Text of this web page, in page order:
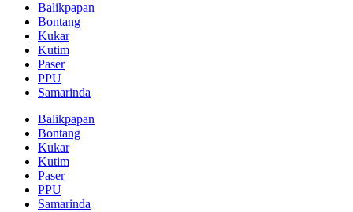
Balikpapan
Bontang
Kukar
Kutim
Paser
PPU
Samarinda
Balikpapan
Bontang
Kukar
Kutim
Paser
PPU
Samarinda